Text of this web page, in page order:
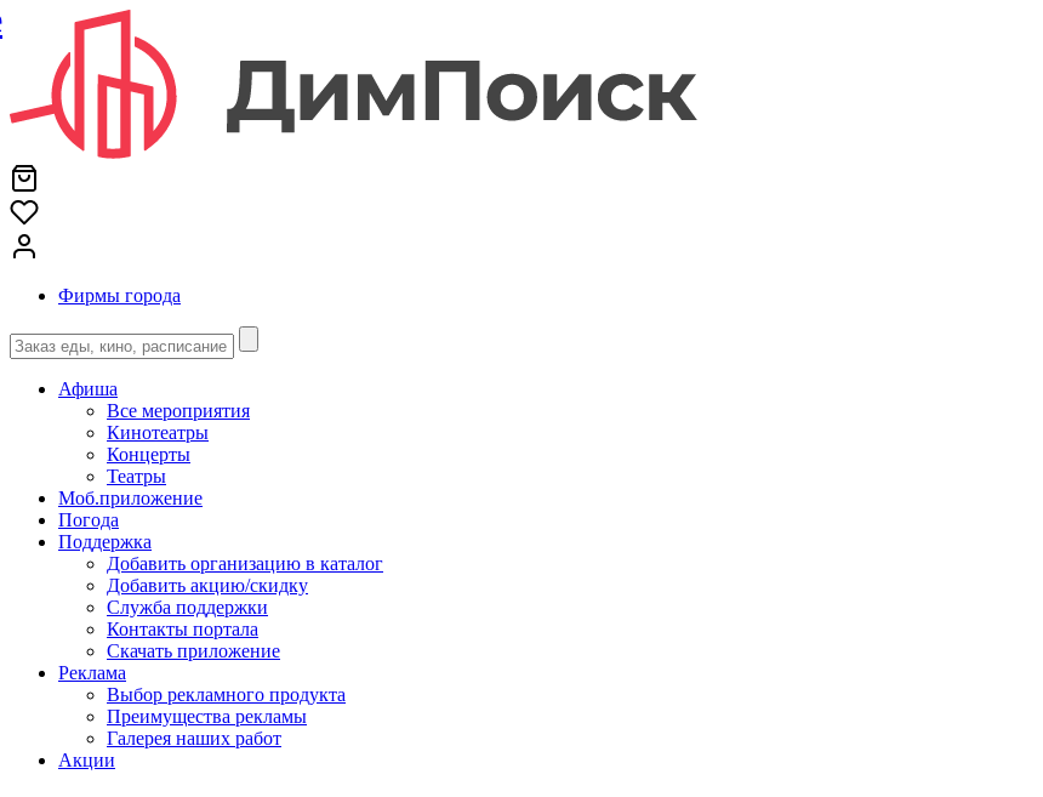
Фирмы города
Афиша
Все мероприятия
Кинотеатры
Концерты
Театры
Моб.приложение
Погода
Поддержка
Добавить организацию в каталог
Добавить акцию/скидку
Служба поддержки
Контакты портала
Скачать приложение
Реклама
Выбор рекламного продукта
Преимущества рекламы
Галерея наших работ
Акции